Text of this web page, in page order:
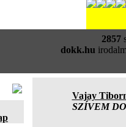
2857
dokk.hu
Vajay
SZÍVEM